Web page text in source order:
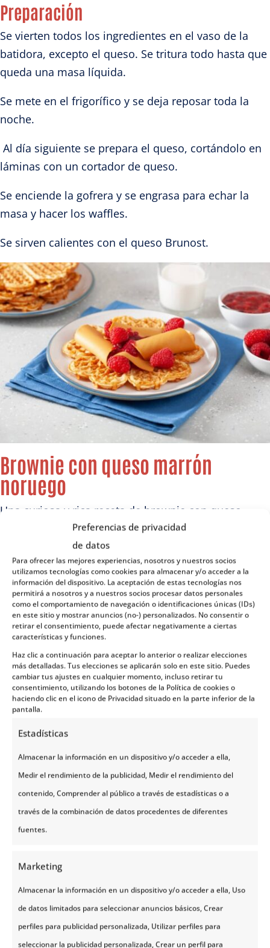
Preferencias de privacidad
de datos
Para ofrecer las mejores experiencias, nosotros y nuestros socios
utilizamos tecnologías como cookies para almacenar y/o acceder a la
información del dispositivo. La aceptación de estas tecnologías nos
permitirá a nosotros y a nuestros socios procesar datos personales
como el comportamiento de navegación o identificaciones únicas (IDs)
en este sitio y mostrar anuncios (no-) personalizados. No consentir o
retirar el consentimiento, puede afectar negativamente a ciertas
características y funciones.
Haz clic a continuación para aceptar lo anterior o realizar elecciones
más detalladas. Tus elecciones se aplicarán solo en este sitio. Puedes
cambiar tus ajustes en cualquier momento, incluso retirar tu
consentimiento, utilizando los botones de la Política de cookies o
haciendo clic en el icono de Privacidad situado en la parte inferior de la
pantalla.
Estadísticas
Almacenar la información en un dispositivo y/o acceder a ella,
Medir el rendimiento de la publicidad, Medir el rendimiento del
contenido, Comprender al público a través de estadísticas o a
través de la combinación de datos procedentes de diferentes
fuentes.
Marketing
Almacenar la información en un dispositivo y/o acceder a ella, Uso
de datos limitados para seleccionar anuncios básicos, Crear
perfiles para publicidad personalizada, Utilizar perfiles para
seleccionar la publicidad personalizada, Crear un perfil para
Preparación
Se vierten todos los ingredientes en el vaso de la
batidora, excepto el queso. Se tritura todo hasta que
queda una masa líquida.
Se mete en el frigorífico y se deja reposar toda la
noche.
Al día siguiente se prepara el queso, cortándolo en
láminas con un cortador de queso.
Se enciende la gofrera y se engrasa para echar la
masa y hacer los waffles.
Se sirven calientes con el queso Brunost.
Brownie con queso marrón
noruego
Una curiosa y rica receta de brownie con queso
marrón noruego.
Ingredientes
170 gramos de mantequilla.
170 gramos de chocolate negro.
150 gramos de azúcar.
2 huevos.
80 gramos de harina.
Una pizca de levadura química.
Una pizca de sal.
80 gramos de queso Gjetost (queso marrón
noruego).
Preparación
Mezcla la mantequilla en crema con el chocolate
derretido previamente. Deja a un lado y espera a
que se enfríe.
180º. Engrasar el molde.
estén atemperados, viértelo en un recipiente grande
para añadir y mezclar con el azúcar. Bate bien a
añadiendo los huevos.
Añade la harina, la levadura y la sal. Mezcla hasta